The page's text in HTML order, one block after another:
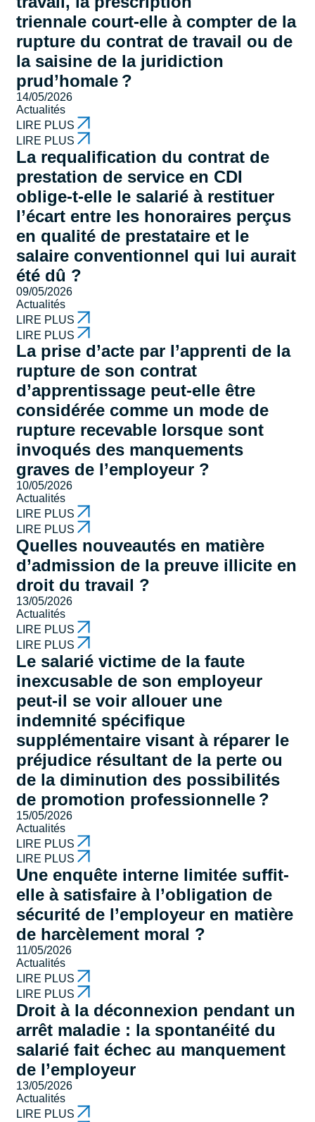
triennale court-elle à compter de la
rupture du contrat de travail ou de
la saisine de la juridiction
prud’homale ?
14/05/2026
Actualités
LIRE PLUS
LIRE PLUS
La requalification du contrat de
prestation de service en CDI
oblige-t-elle le salarié à restituer
l’écart entre les honoraires perçus
en qualité de prestataire et le
salaire conventionnel qui lui aurait
été dû ?
09/05/2026
Actualités
LIRE PLUS
LIRE PLUS
La prise d’acte par l’apprenti de la
rupture de son contrat
d’apprentissage peut-elle être
considérée comme un mode de
rupture recevable lorsque sont
invoqués des manquements
graves de l’employeur ?
10/05/2026
Actualités
LIRE PLUS
LIRE PLUS
Quelles nouveautés en matière
d’admission de la preuve illicite en
droit du travail ?
13/05/2026
Actualités
LIRE PLUS
LIRE PLUS
Le salarié victime de la faute
inexcusable de son employeur
peut-il se voir allouer une
indemnité spécifique
supplémentaire visant à réparer le
préjudice résultant de la perte ou
de la diminution des possibilités
de promotion professionnelle ?
15/05/2026
Actualités
LIRE PLUS
LIRE PLUS
Une enquête interne limitée suffit-
elle à satisfaire à l’obligation de
sécurité de l’employeur en matière
de harcèlement moral ?
11/05/2026
Actualités
LIRE PLUS
LIRE PLUS
Droit à la déconnexion pendant un
arrêt maladie : la spontanéité du
salarié fait échec au manquement
de l’employeur
13/05/2026
Actualités
LIRE PLUS